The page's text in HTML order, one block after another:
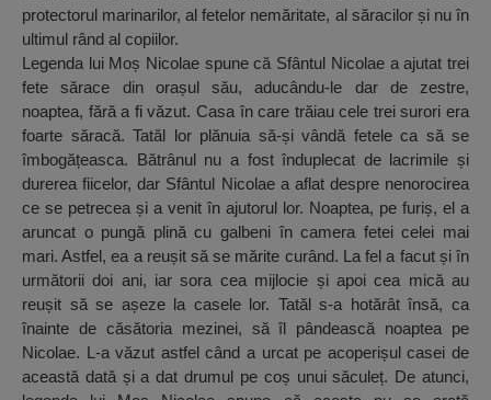
protectorul marinarilor, al fetelor nemăritate, al săracilor și nu în
ultimul rând al copiilor.
Legenda lui Moș Nicolae spune că Sfântul Nicolae a ajutat trei
fete sărace din orașul său, aducându-le dar de zestre,
noaptea, fără a fi văzut. Casa în care trăiau cele trei surori era
foarte săracă. Tatăl lor plănuia să-și vândă fetele ca să se
îmbogățeasca. Bătrânul nu a fost înduplecat de lacrimile și
durerea fiicelor, dar Sfântul Nicolae a aflat despre nenorocirea
ce se petrecea și a venit în ajutorul lor. Noaptea, pe furiș, el a
aruncat o pungă plină cu galbeni în camera fetei celei mai
mari. Astfel, ea a reușit să se mărite curând. La fel a facut și în
următorii doi ani, iar sora cea mijlocie și apoi cea mică au
reușit să se așeze la casele lor. Tatăl s-a hotărât însă, ca
înainte de căsătoria mezinei, să îl pândească noaptea pe
Nicolae. L-a văzut astfel când a urcat pe acoperișul casei de
această dată și a dat drumul pe coș unui săculeț. De atunci,